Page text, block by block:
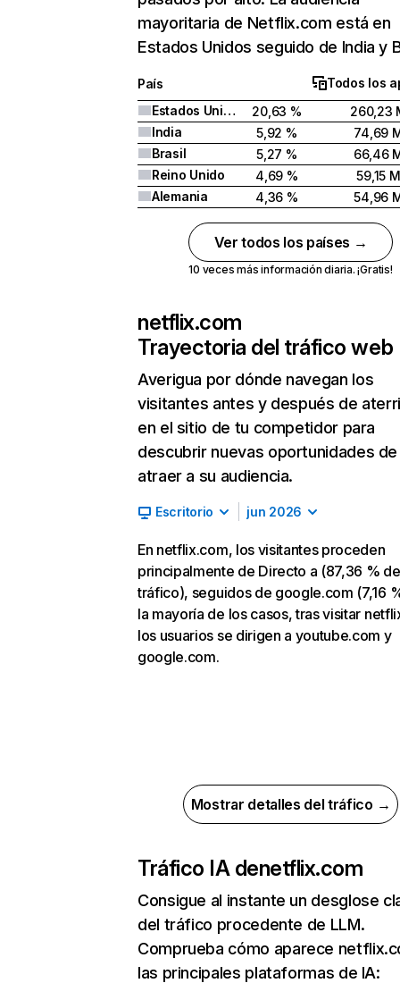
mayoritaria de Netflix.com está en
Estados Unidos seguido de India y
País
Todos los
Estados Unidos
20,63 %
260,23
India
5,92 %
74,69
Brasil
5,27 %
66,46
Reino Unido
4,69 %
59,15 M
Alemania
4,36 % 54,96
Ver todos los países →
10 veces más información diaria. ¡Gratis!
netflix.com
Trayectoria del tráfico web
Averigua por dónde navegan los
visitantes antes y después de
en el sitio de tu competidor para
descubrir nuevas oportunidades de
atraer a su audiencia.
Escritorio jun 2026
En netflix.com, los visitantes proceden
principalmente de Directo a (87,36 % de
tráfico), seguidos de google.com (7,16
la mayoría de los casos, tras visitar
los usuarios se dirigen a youtube.com y
google.com.
Mostrar detalles del tráfico →
Tráfico IA denetflix.com
Consigue al instante un desglose
del tráfico procedente de LLM.
Comprueba cómo aparece
las principales plataformas de IA: